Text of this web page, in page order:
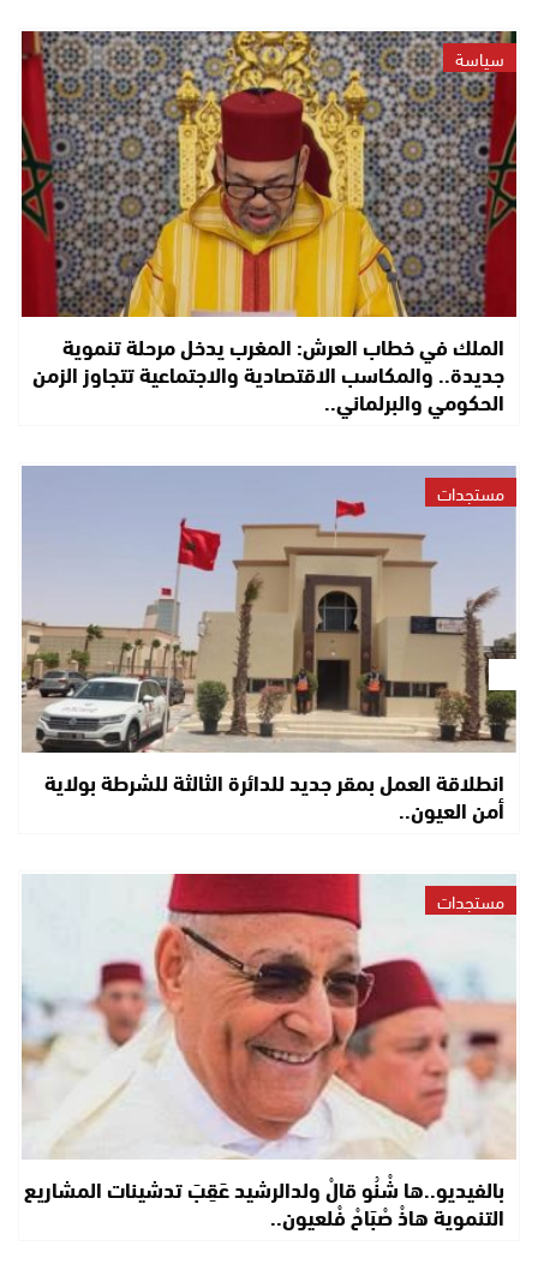
سياسة
الملك في خطاب العرش: المغرب يدخل مرحلة تنموية
جديدة.. والمكاسب الاقتصادية والاجتماعية تتجاوز الزمن
الحكومي والبرلماني..
مستجدات
انطلاقة العمل بمقر جديد للدائرة الثالثة للشرطة بولاية
أمن العيون..
مستجدات
بالفيديو..ها شْنُو قالْ ولدالرشيد عَقِبَ تدشينات المشاريع
التنموية هاذْ صْبَاحْ فْلعيون..